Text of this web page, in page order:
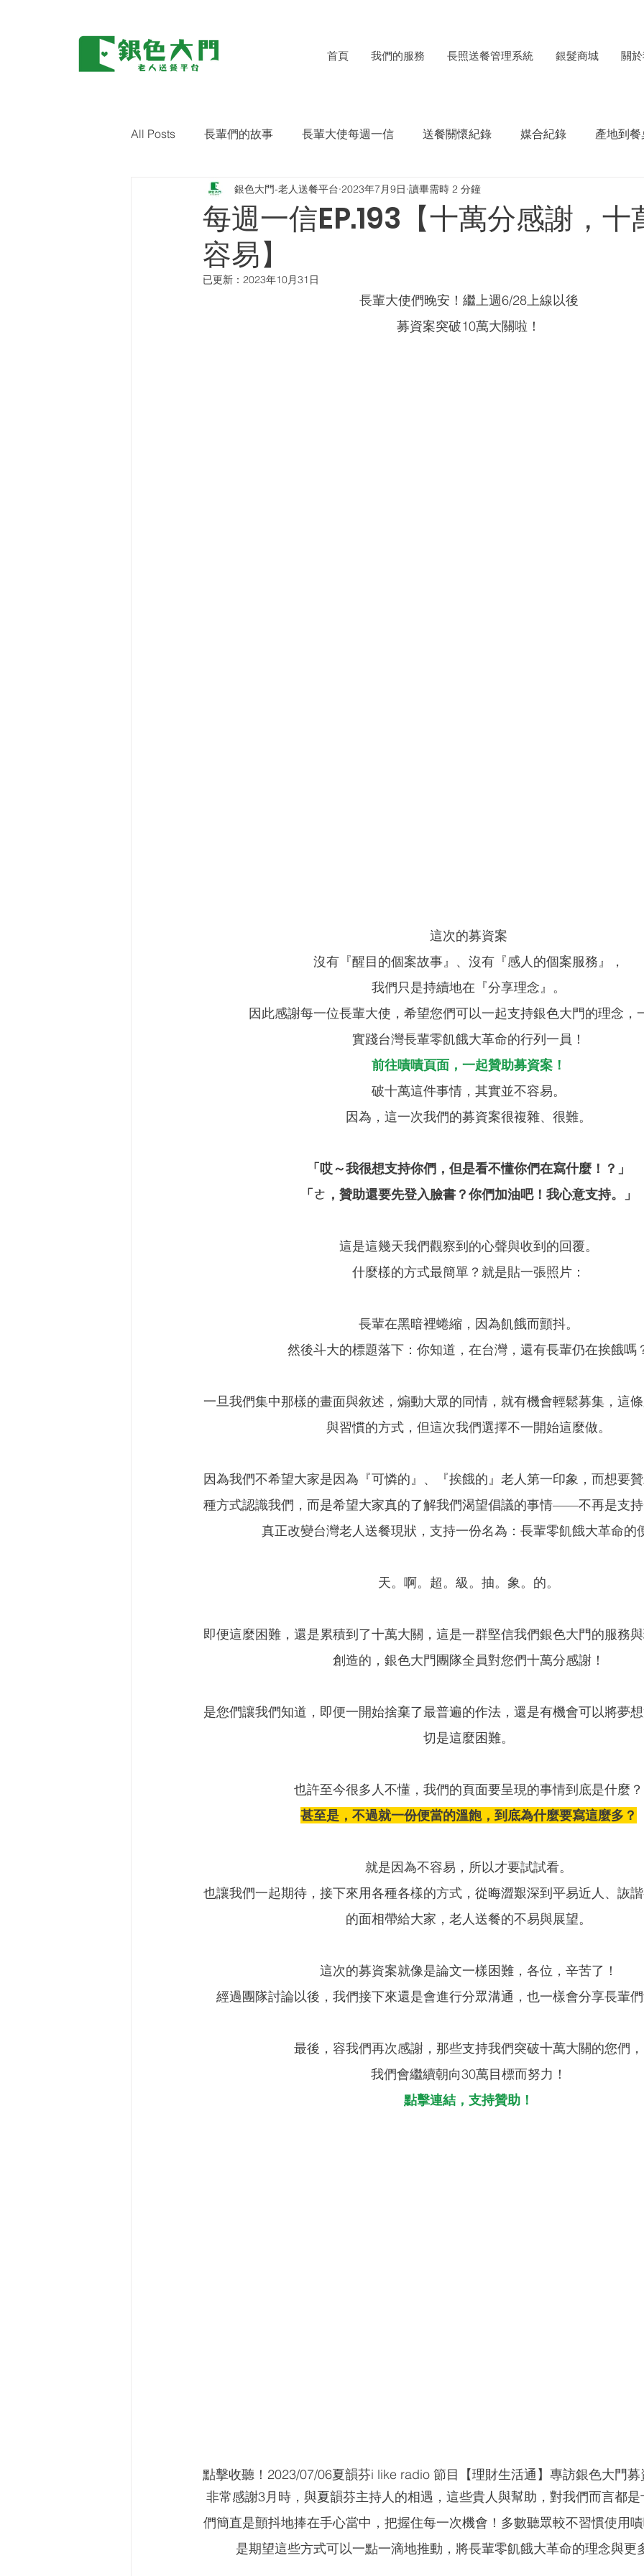
首頁 我們的服務 長照送餐管理系統 銀髮商城 關
All Posts 長輩們的故事 長輩大使每週一信 送餐關懷紀錄 媒合紀錄 產地到餐
環保｜零廢棄 藝術關懷 每月食材捐贈電子報 ESG成果紀錄
每週一信EP.193【十萬分感謝，十
容易】
銀色大門-老人送餐平台 2023年7月9日 讀畢需時 2 分鐘
已更新： 2023年10月31日
長輩大使們晚安！繼上週6/28上線以後
募資案突破10萬大關啦！
這次的募資案
沒有『醒目的個案故事』、沒有『感人的個案服務』，
我們只是持續地在『分享理念』。
因此感謝每一位長輩大使，希望您們可以一起支持銀色大門的理念，
實踐台灣長輩零飢餓大革命的行列一員！
前往嘖嘖頁面，一起贊助募資案！
破十萬這件事情，其實並不容易。
因為，這一次我們的募資案很複雜、很難。
「哎～我很想支持你們，但是看不懂你們在寫什麼！？」
「ㄜ，贊助還要先登入臉書？你們加油吧！我心意支持。」
這是這幾天我們觀察到的心聲與收到的回覆。
什麼樣的方式最簡單？就是貼一張照片：
長輩在黑暗裡蜷縮，因為飢餓而顫抖。
然後斗大的標題落下：你知道，在台灣，還有長輩仍在挨餓嗎
一旦我們集中那樣的畫面與敘述，煽動大眾的同情，就有機會輕鬆募集，這
與習慣的方式，但這次我們選擇不一開始這麼做。
因為我們不希望大家是因為『可憐的』、『挨餓的』老人第一印象，而想要
種方式認識我們，而是希望大家真的了解我們渴望倡議的事情——不再是支
真正改變台灣老人送餐現狀，支持一份名為：長輩零飢餓大革命的
天。啊。超。級。抽。象。的。
即便這麼困難，還是累積到了十萬大關，這是一群堅信我們銀色大門的服務
創造的，銀色大門團隊全員對您們十萬分感謝！
是您們讓我們知道，即便一開始捨棄了最普遍的作法，還是有機會可以將夢
切是這麼困難。
也許至今很多人不懂，我們的頁面要呈現的事情到底是什麼？
甚至是，不過就一份便當的溫飽，到底為什麼要寫這麼多？
就是因為不容易，所以才要試試看。
也讓我們一起期待，接下來用各種各樣的方式，從晦澀艱深到平易近人、詼
的面相帶給大家，老人送餐的不易與展望。
這次的募資案就像是論文一樣困難，各位，辛苦了！
經過團隊討論以後，我們接下來還是會進行分眾溝通，也一樣會分享長輩
最後，容我們再次感謝，那些支持我們突破十萬大關的您們，
我們會繼續朝向30萬目標而努力！
點擊連結，支持贊助！
點擊收聽！2023/07/06夏韻芬i like radio 節目【理財生活通】專訪銀色大門募
非常感謝3月時，與夏韻芬主持人的相遇，這些貴人與幫助，對我們而言都
們簡直是顫抖地捧在手心當中，把握住每一次機會！多數聽眾較不習慣使用
是期望這些方式可以一點一滴地推動，將長輩零飢餓大革命的理念與更